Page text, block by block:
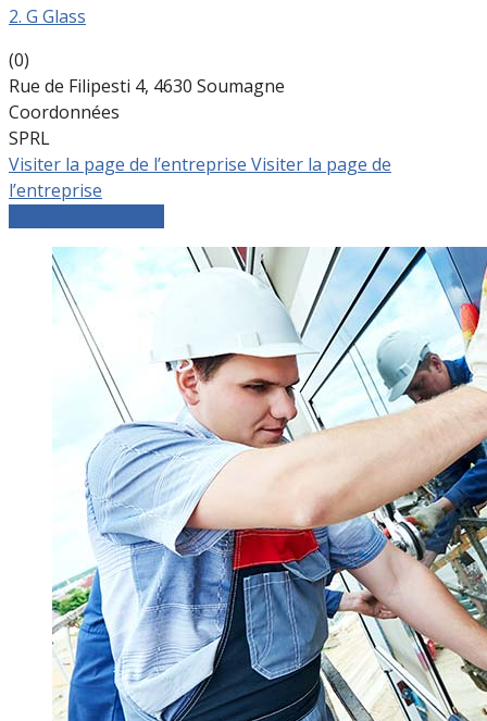
2. G Glass
(0)
Rue de Filipesti 4, 4630 Soumagne
Coordonnées
SPRL
Visiter la page de l’entreprise Visiter la page de
l’entreprise